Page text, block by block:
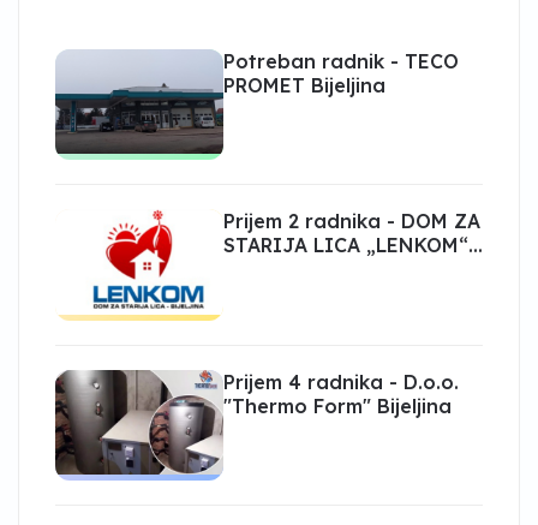
Potreban radnik - TECO
PROMET Bijeljina
Prijem 2 radnika - DOM ZA
STARIJA LICA „LENKOM“
Prijem 4 radnika - D.o.o.
"Thermo Form" Bijeljina